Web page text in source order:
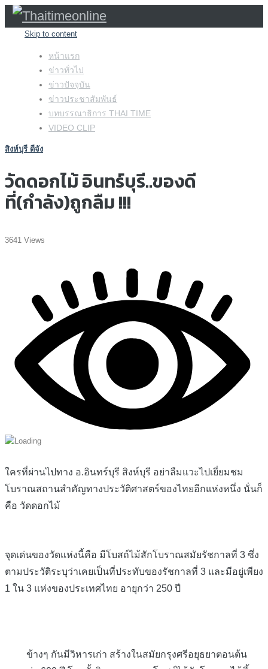
Skip to content
หน้าแรก
ข่าวทั่วไป
ข่าวปัจจุบัน
ข่าวประชาสัมพันธ์
บทบรรณาธิการ THAI TIME
VIDEO CLIP
สิงห์บุรี ดีจัง
วัดดอกไม้ อินทร์บุรี..ของดี
ที่(กำลัง)ถูกลืม !!!
3641 Views
ใครที่ผ่านไปทาง อ.อินทร์บุรี สิงห์บุรี อย่าลืมแวะไปเยี่ยมชม
โบราณสถานสำคัญทางประวัติศาสตร์ของไทยอีกแห่งหนึ่ง นั่นก็
คือ วัดดอกไม้
จุดเด่นของวัดแห่งนี้คือ มีโบสถ์ไม้สักโบราณสมัยรัชกาลที่ 3 ซึ่ง
ตามประวัติระบุว่าเคยเป็นที่ประทับของรัชกาลที่ 3 และมีอยู่เพียง
1 ใน 3 แห่งของประเทศไทย อายุกว่า 250 ปี
ข้างๆ กันมีวิหารเก่า สร้างในสมัยกรุงศรีอยุธยาตอนต้น